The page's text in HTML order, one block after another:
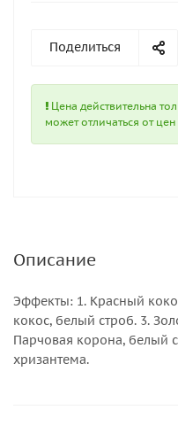
Поделиться
Цена действительна
может отличаться от
Описание
Эффекты: 1. Красный
кокос, белый строб. 3.
Парчовая корона, белый
хризантема.